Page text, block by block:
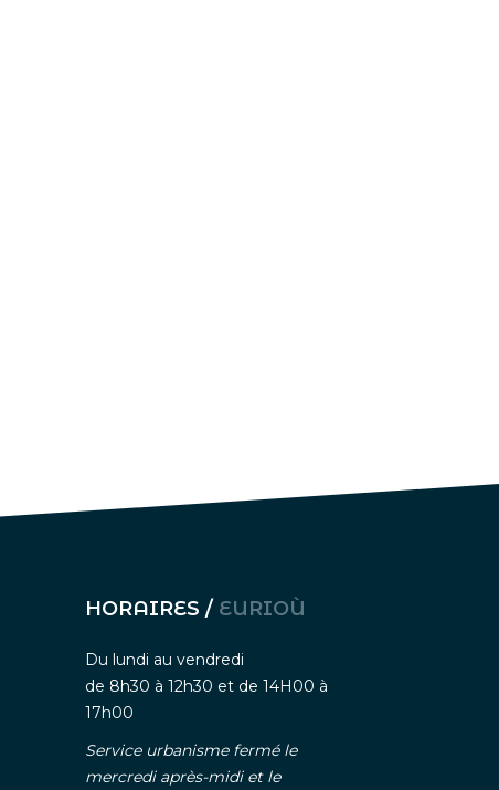
HORAIRES / EURIOÙ
Du lundi au vendredi
de 8h30 à 12h30 et de 14H00 à
17h00
Service urbanisme fermé le
mercredi après-midi et le